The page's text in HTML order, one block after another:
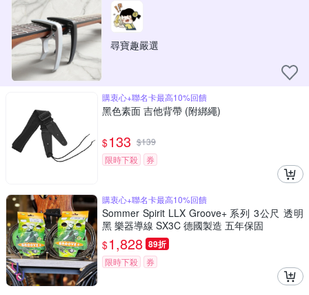
尋寶趣嚴選
購衷心+聯名卡最高10%回饋
黑色素面 吉他背帶 (附綁繩)
$133 $139
限時下殺
券
購衷心+聯名卡最高10%回饋
Sommer Spirit LLX Groove+ 系列 3公尺 透明
黑 樂器導線 SX3C 德國製造 五年保固
$1,828 89折
限時下殺 券